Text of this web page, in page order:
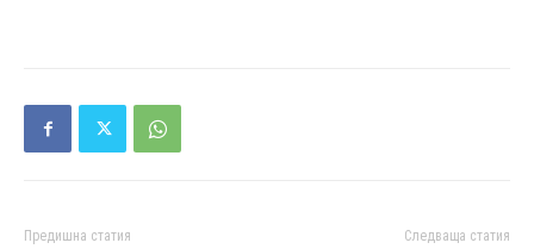
Предишна статия Следваща статия